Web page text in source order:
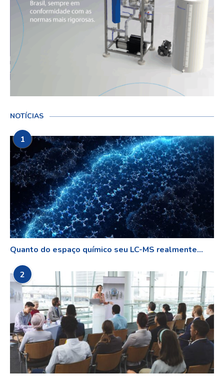
NOTÍCIAS
1
Quanto do espaço químico seu LC-MS realmente...
2